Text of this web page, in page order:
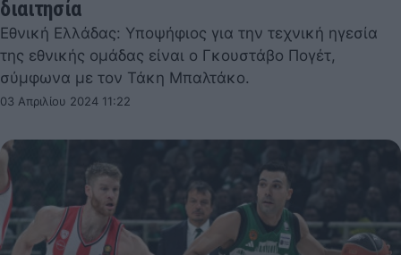
διαιτησία
Εθνική Ελλάδας: Υποψήφιος για την τεχνική ηγεσία
της εθνικής ομάδας είναι ο Γκουστάβο Πογέτ,
σύμφωνα με τον Τάκη Μπαλτάκο.
03 Απριλίου 2024 11:22